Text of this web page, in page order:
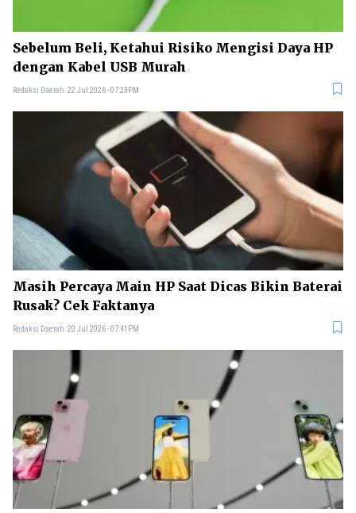
Sebelum Beli, Ketahui Risiko Mengisi Daya HP
dengan Kabel USB Murah
Redaksi Daerah 22 Jul 2026 - 07:23PM
Masih Percaya Main HP Saat Dicas Bikin Baterai
Rusak? Cek Faktanya
Redaksi Daerah 20 Jul 2026 - 07:41PM